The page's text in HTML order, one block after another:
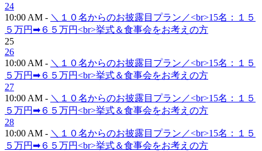
24
10:00 AM - ＼１０名からのお披露目プラン／<br>15名：１５
５万円➡６５万円<br>挙式＆食事会をお考えの方
25
26
10:00 AM - ＼１０名からのお披露目プラン／<br>15名：１５
５万円➡６５万円<br>挙式＆食事会をお考えの方
27
10:00 AM - ＼１０名からのお披露目プラン／<br>15名：１５
５万円➡６５万円<br>挙式＆食事会をお考えの方
28
10:00 AM - ＼１０名からのお披露目プラン／<br>15名：１５
５万円➡６５万円<br>挙式＆食事会をお考えの方